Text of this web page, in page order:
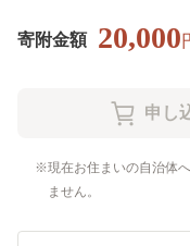
寄附金額 20,000
現在お住まいの自治体
ません。